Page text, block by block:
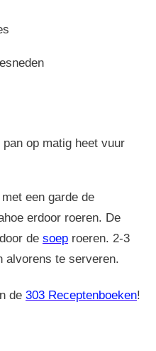
pan op matig heet vuur
een garde de
erdoor roeren. De
de soep roeren. 2-3
alvorens te serveren.
de 303 Receptenboeken!